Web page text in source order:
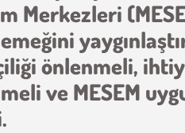
Merkezleri
önlenmeli,
ve MESEM